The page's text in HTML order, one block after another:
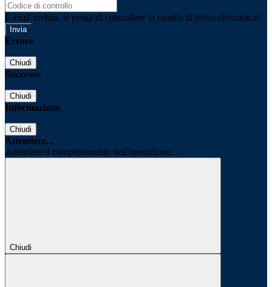
E-mail inviata, si prega di controllare la casella di posta elettronica!
Errore
Chiudi
Successo
Chiudi
Informazione
Chiudi
Attendere...
Attendere il completamento dell'operazione...
Chiudi